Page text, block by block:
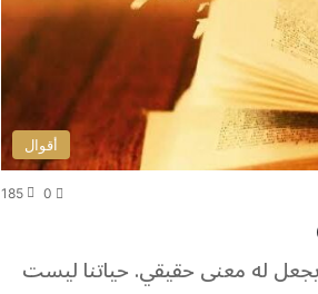
أقوال
0
185
له معنى حقيقي. حياتنا ليست